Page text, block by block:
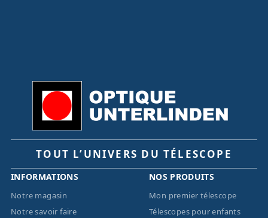
TOUT L’UNIVERS DU TÉLESCOPE
INFORMATIONS
Notre magasin
Notre savoir faire
NOS PRODUITS
Mon premier télescope
Télescopes pour enfants